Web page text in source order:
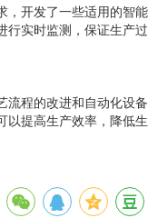
，开发了一些适用的智能
行实时监测，保证生产过
流程的改进和自动化设备
以提高生产效率，降低生